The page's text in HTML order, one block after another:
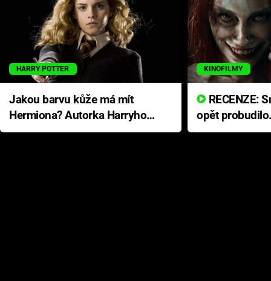
HARRY POTTER
Jakou barvu kůže má mít
Hermiona? Autorka Harryho
Pottera přišla s ráznou
KINOFILMY
opět
přichází s